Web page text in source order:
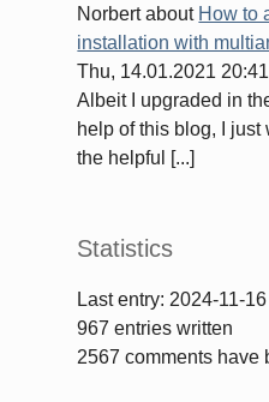
Norbertabout How to
installation with
Thu, 14.01.2021 20:41
Albeit I upgraded in
help of this blog, I
the helpful [...]
Statistics
Last entry: 2024-11-
967 entries written
2567 comments have